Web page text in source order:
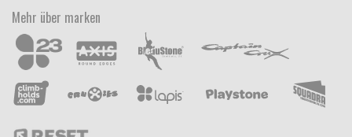
Mehr über marken